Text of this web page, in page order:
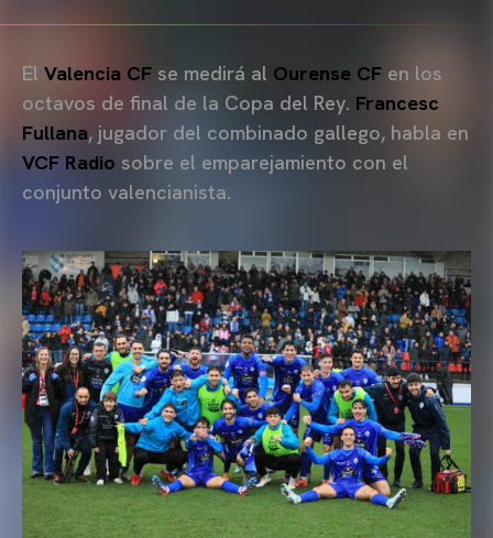
El Valencia CF se medirá al Ourense CF en los
octavos de final de la Copa del Rey. Francesc
Fullana, jugador del combinado gallego, habla en
VCF Radio sobre el emparejamiento con el
conjunto valencianista.